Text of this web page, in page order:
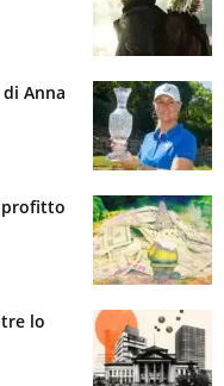
Anna
profitto
lo